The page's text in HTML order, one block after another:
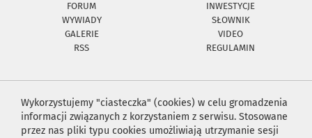
FORUM
INWESTYCJE
WYWIADY
SŁOWNIK
GALERIE
VIDEO
RSS
REGULAMIN
Wykorzystujemy "ciasteczka" (cookies) w celu gromadzenia
informacji związanych z korzystaniem z serwisu. Stosowane
przez nas pliki typu cookies umożliwiają utrzymanie sesji